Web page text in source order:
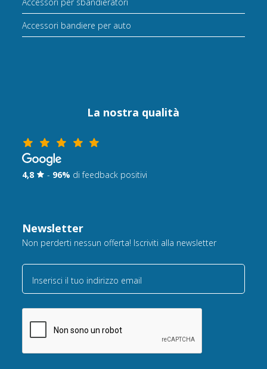
Accessori per sbandieratori
Accessori bandiere per auto
La nostra qualità
4,8 - 96% di feedback positivi
Newsletter
Non perderti nessun offerta! Iscriviti alla newsletter
Inserisci il tuo indirizzo email